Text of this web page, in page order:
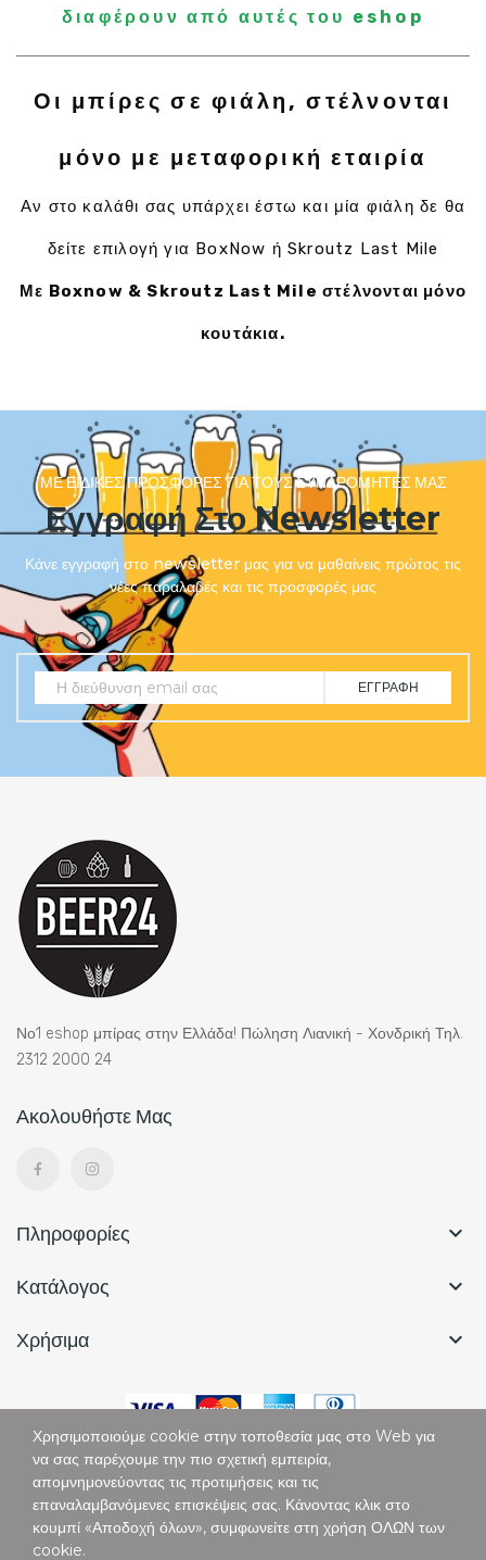
διαφέρουν από αυτές του eshop
Οι μπίρες σε φιάλη, στέλνονται
μόνο με μεταφορική εταιρία
Αν στο καλάθι σας υπάρχει έστω και μία φιάλη δε θα
δείτε επιλογή για BoxNow ή Skroutz Last Mile
Με Boxnow & Skroutz Last Mile στέλνονται μόνο
κουτάκια.
ΜΕ ΕΙΔΙΚΈΣ ΠΡΟΣΦΟΡΈΣ ΓΙΑ ΤΟΥΣ ΣΥΝΔΡΟΜΗΤΈΣ ΜΑΣ
Εγγραφή Στο Newsletter
Κάνε εγγραφή στο newsletter μας για να μαθαίνεις πρώτος τις
νέες παραλαβές και τις προσφορές μας
ΕΓΓΡΑΦΉ
Νο1 eshop μπίρας στην Ελλάδα! Πώληση Λιανική - Χονδρική Τηλ.
2312 2000 24
Ακολουθήστε Μας
Πληροφορίες 
Κατάλογος 
Χρήσιμα 
Copyright © Vertigo. All Rights Reserved.
Χρησιμοποιούμε cookie στην τοποθεσία μας στο Web για
να σας παρέχουμε την πιο σχετική εμπειρία,
απομνημονεύοντας τις προτιμήσεις και τις
επαναλαμβανόμενες επισκέψεις σας. Κάνοντας κλικ στο
κουμπί «Αποδοχή όλων», συμφωνείτε στη χρήση ΟΛΩΝ των
cookie.